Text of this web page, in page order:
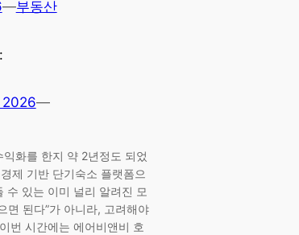
—부동산
2026—
화를 한지 약 2년정도 되었
제 기반 단기숙소 플랫폼으
수 있는 이미 널리 알려진 모
면 된다”가 아니라, 고려해야
번 시간에는 에어비앤비 호